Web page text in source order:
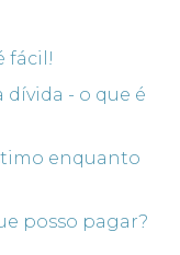
fácil!
dívida - o que é
enquanto
posso pagar?